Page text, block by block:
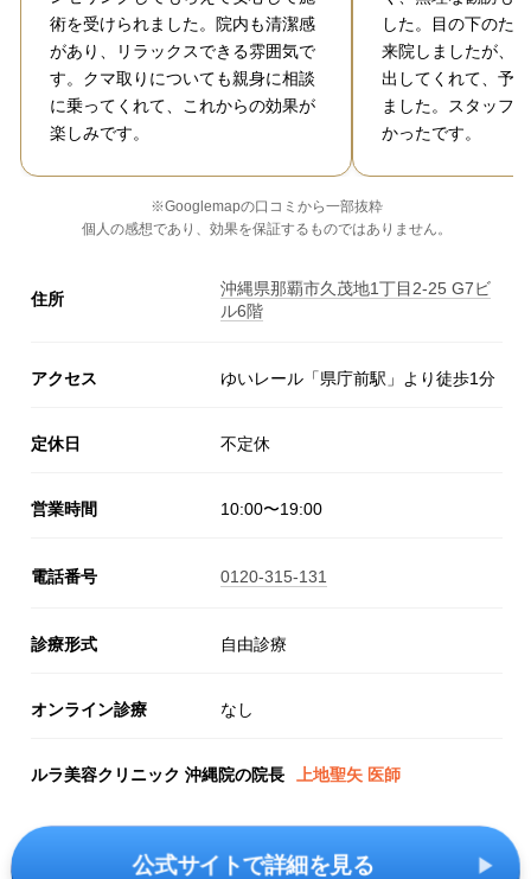
術を受けられました。院内も清潔感
があり、リラックスできる雰囲気で
す。クマ取りについても親身に相談
に乗ってくれて、これからの効果が
楽しみです。
した。目の下のた
来院しましたが、
出してくれて、予
ました。スタッフ
かったです。
※Googlemapの口コミから一部抜粋
個人の感想であり、効果を保証するものではありません。
住所
沖縄県那覇市久茂地1丁目2-25 G7ビ
ル6階
アクセス ゆいレール「県庁前駅」より徒歩1分
定休日 不定休
営業時間 10:00〜19:00
電話番号 0120-315-131
診療形式 自由診療
オンライン診療 なし
ルラ美容クリニック 沖縄院の院長 上地聖矢 医師
公式サイトで詳細を見る